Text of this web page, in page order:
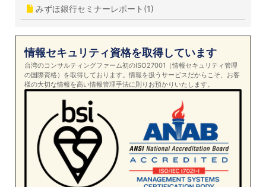
みずほ銀行セミナーレポート(1)
情報セキュリティ資格を取得しています
台湾のコンサルティングファーム初のISO27001（情報セキュリティ管理
の国際資格）を取得しております。情報を扱うサービスだからこそ、お客
様の大切な情報を高い情報管理手法に則りお預かりいたします。